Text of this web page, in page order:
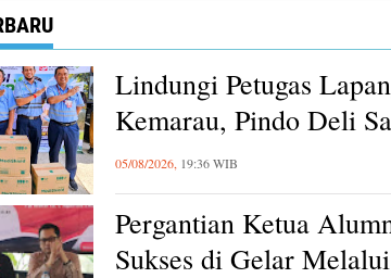
Lindungi Petugas
Kemarau, Pindo Deli
Karawang
05/08/2026, 19:36 WIB
Pergantian Ketua
Sukses di Gelar